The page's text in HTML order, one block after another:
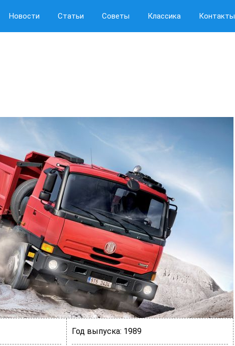
Новости Статьи Советы Классика Контакты
Год выпуска: 1989